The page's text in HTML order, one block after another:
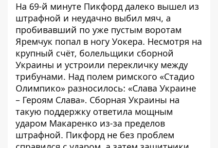
На 69-й минуте Пикфорд далеко вышел из
штрафной и неудачно выбил мяч, а
пробивавший по уже пустым воротам
Яремчук попал в ногу Уокера. Несмотря на
крупный счёт, болельщики сборной
Украины и устроили перекличку между
трибунами. Над полем римского «Стадио
Олимпико» разносилось: «Слава Украине
– Героям Слава». Сборная Украины на
такую поддержку ответила мощным
ударом Макаренко из-за пределов
штрафной. Пикфорд не без проблем